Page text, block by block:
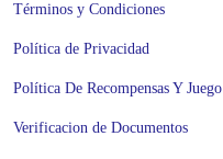
Términos y Condiciones
Política de Privacidad
Política De Recompensas Y Juego
Verificacion de Documentos